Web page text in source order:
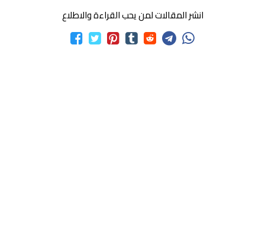
انشر المقالات لمن يحب القراءة والاطلاع